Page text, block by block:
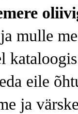
mulle
eile
ja